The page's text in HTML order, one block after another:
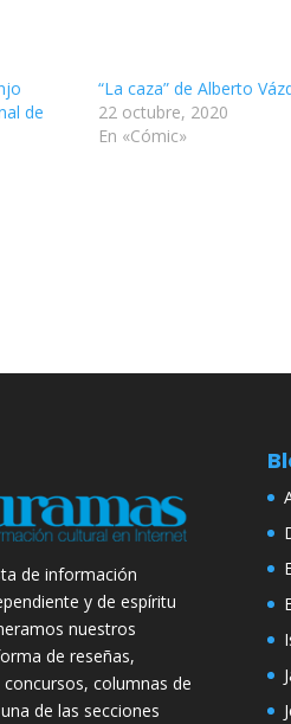
de
“La caza” de Alberto
22 octubre, 2020
En «Cómic»
de información
y de espíritu
nuestros
de reseñas,
columnas de
de las secciones